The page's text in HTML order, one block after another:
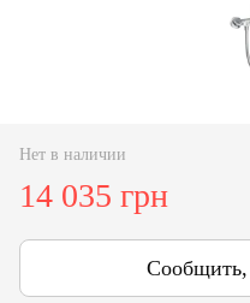
Нет в наличии
14 035 грн
Сообщить,